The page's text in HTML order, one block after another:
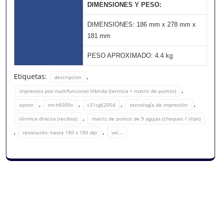
DIMENSIONES Y PESO:
DIMENSIONES: 186 mm x 278 mm x
181 mm
PESO APROXIMADO: 4.4 kg
Etiquetas: descripcion ,
impresora pos multifuncional híbrida (termica + matriz de puntos) ,
epson , tm-h6000v , c31cg62054 , tecnología de impresión: ,
térmica directa (recibos) , matriz de puntos de 9 agujas (cheques / slips)
, resolución: hasta 180 x 180 dpi , vel...